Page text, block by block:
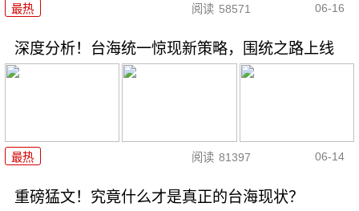
最热 阅读 58571 06-16
深度分析！台海统一惊现新策略，围统之路上线
最热 阅读 81397 06-14
重磅猛文！究竟什么才是真正的台海现状？